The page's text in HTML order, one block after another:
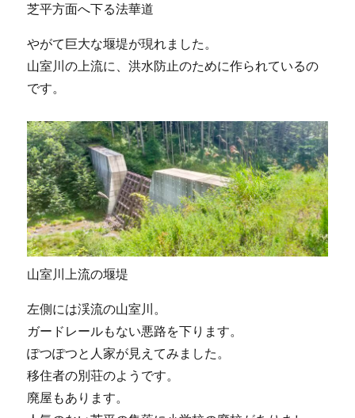
芝平方面へ下る法華道
やがて巨大な堰堤が現れました。
山室川の上流に、洪水防止のために作られているの
です。
山室川上流の堰堤
左側には渓流の山室川。
ガードレールもない悪路を下ります。
ぽつぽつと人家が見えてみました。
移住者の別荘のようです。
廃屋もあります。